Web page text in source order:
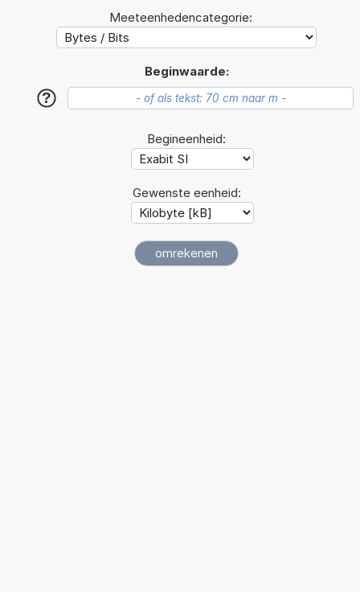
Meeteenhedencategorie:
Beginwaarde:
?
Begineenheid:
Gewenste eenheid: